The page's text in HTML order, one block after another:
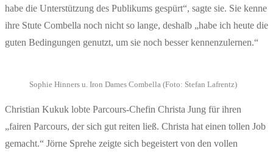
habe die Unterstützung des Publikums gespürt“, sagte sie. Sie kenne
ihre Stute Combella noch nicht so lange, deshalb „habe ich heute die
guten Bedingungen genutzt, um sie noch besser kennenzulernen.“
Sophie Hinners u. Iron Dames Combella (Foto: Stefan Lafrentz)
Christian Kukuk lobte Parcours-Chefin Christa Jung für ihren
„fairen Parcours, der sich gut reiten ließ. Christa hat einen tollen Job
gemacht.“ Jörne Sprehe zeigte sich begeistert von den vollen